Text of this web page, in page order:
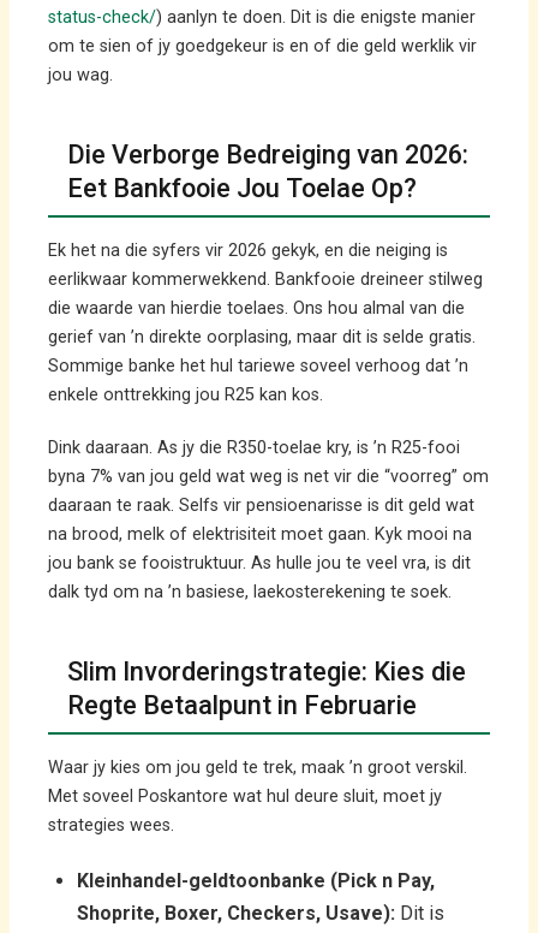
status-check/) aanlyn te doen. Dit is die enigste manier
om te sien of jy goedgekeur is en of die geld werklik vir
jou wag.
Die Verborge Bedreiging van 2026:
Eet Bankfooie Jou Toelae Op?
Ek het na die syfers vir 2026 gekyk, en die neiging is
eerlikwaar kommerwekkend. Bankfooie dreineer stilweg
die waarde van hierdie toelaes. Ons hou almal van die
gerief van ’n direkte oorplasing, maar dit is selde gratis.
Sommige banke het hul tariewe soveel verhoog dat ’n
enkele onttrekking jou R25 kan kos.
Dink daaraan. As jy die R350-toelae kry, is ’n R25-fooi
byna 7% van jou geld wat weg is net vir die “voorreg” om
daaraan te raak. Selfs vir pensioenarisse is dit geld wat
na brood, melk of elektrisiteit moet gaan. Kyk mooi na
jou bank se fooistruktuur. As hulle jou te veel vra, is dit
dalk tyd om na ’n basiese, laekosterekening te soek.
Slim Invorderingstrategie: Kies die
Regte Betaalpunt in Februarie
Waar jy kies om jou geld te trek, maak ’n groot verskil.
Met soveel Poskantore wat hul deure sluit, moet jy
strategies wees.
Kleinhandel-geldtoonbanke (Pick n Pay,
Shoprite, Boxer, Checkers, Usave): Dit is